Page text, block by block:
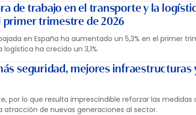
de trabajo en el transporte y la
trimestre de 2026
en España ha aumentado un 5,3% en el primer
ha crecido un 3,1%.
seguridad, mejores infraestructuras
por lo que resulta imprescindible reforzar las medidas
de nuevas generaciones al sector.